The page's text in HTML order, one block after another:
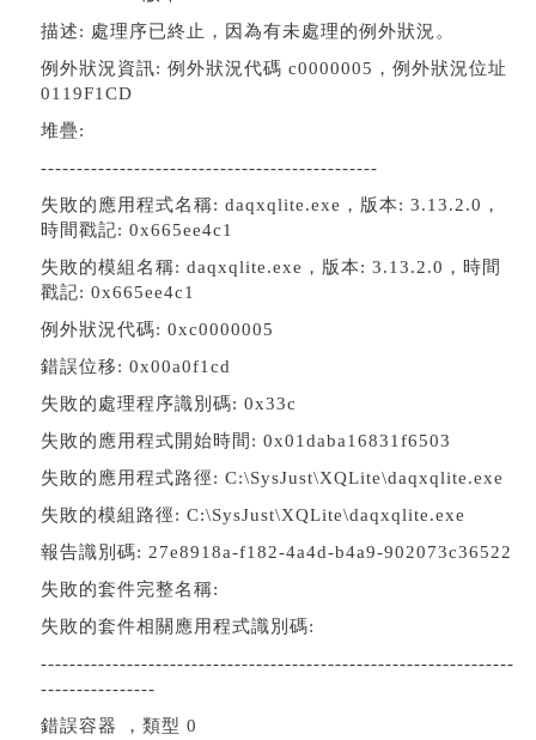
描述: 處理序已終止，因為有未處理的例外狀況。
例外狀況資訊: 例外狀況代碼 c0000005，例外狀況位址
0119F1CD
堆疊:
-----------------------------------------------
失敗的應用程式名稱: daqxqlite.exe，版本: 3.13.2.0，
時間戳記: 0x665ee4c1
失敗的模組名稱: daqxqlite.exe，版本: 3.13.2.0，時間
戳記: 0x665ee4c1
例外狀況代碼: 0xc0000005
錯誤位移: 0x00a0f1cd
失敗的處理程序識別碼: 0x33c
失敗的應用程式開始時間: 0x01daba16831f6503
失敗的應用程式路徑: C:\SysJust\XQLite\daqxqlite.exe
失敗的模組路徑: C:\SysJust\XQLite\daqxqlite.exe
報告識別碼: 27e8918a-f182-4a4d-b4a9-902073c36522
失敗的套件完整名稱:
失敗的套件相關應用程式識別碼:
------------------------------------------------------------------
----------------
錯誤容器 ，類型 0